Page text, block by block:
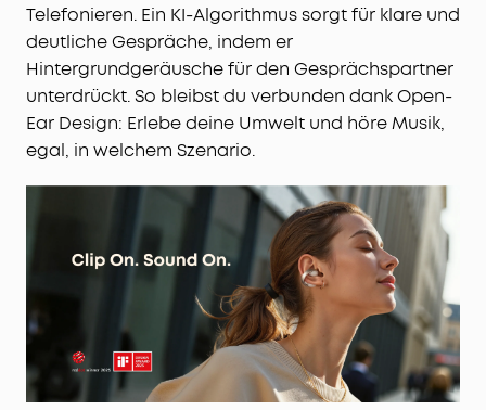
Telefonieren. Ein KI-Algorithmus sorgt für klare und
deutliche Gespräche, indem er
Hintergrundgeräusche für den Gesprächspartner
unterdrückt. So bleibst du verbunden dank Open-
Ear Design: Erlebe deine Umwelt und höre Musik,
egal, in welchem Szenario.